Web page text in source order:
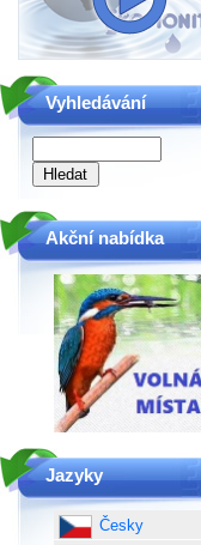
Vyhledávání
Akční nabídka
Jazyky
Česky